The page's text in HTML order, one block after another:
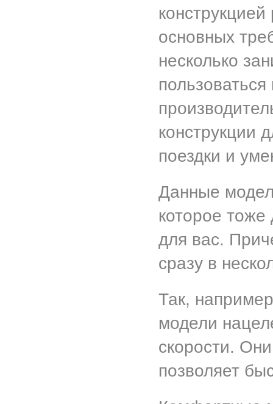
основных
несколько
конструкции
поездки и
Данные
которое тоже
для вас.
сразу в
Так,
модели
скорости.
позволяет